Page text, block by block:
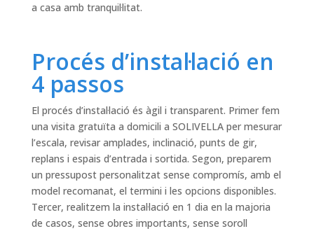
a casa amb tranquil·litat.
Procés d’instal·lació en
4 passos
El procés d’instal·lació és àgil i transparent. Primer fem
una visita gratuïta a domicili a SOLIVELLA per mesurar
l’escala, revisar amplades, inclinació, punts de gir,
replans i espais d’entrada i sortida. Segon, preparem
un pressupost personalitzat sense compromís, amb el
model recomanat, el termini i les opcions disponibles.
Tercer, realitzem la instal·lació en 1 dia en la majoria
de casos, sense obres importants, sense soroll